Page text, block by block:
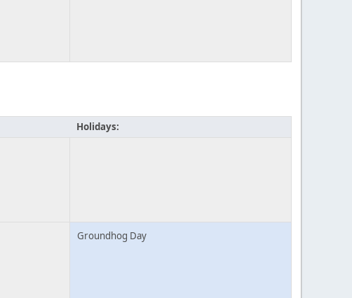
Holidays:
Groundhog Day